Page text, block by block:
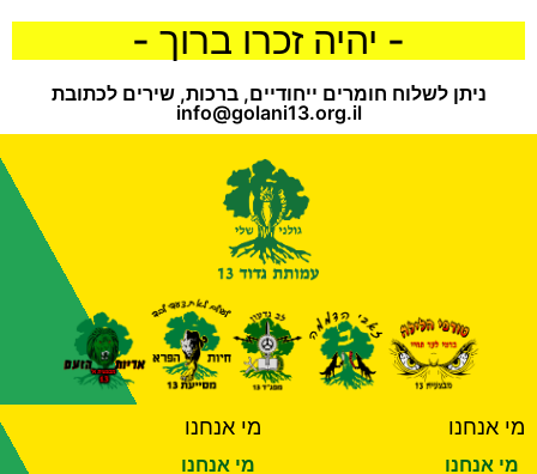
- יהיה זכרו ברוך -
ניתן לשלוח חומרים ייחודיים, ברכות, שירים לכתובת
info@golani13.org.il
מי אנחנו
מי אנחנו
מי אנחנו
מי אנחנו